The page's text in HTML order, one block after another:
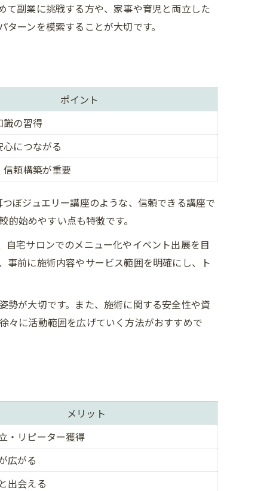
比較
副業に挑戦する方や、家事や育児と両立した
ーンを模索することが大切です。
ポイント
識の習得
につながる
頼構築が重要
ぼジュエリー講座のような、信頼できる講座で
始めやすい点も特徴です。
宅サロンでのメニュー化やイベント出展を目
前に施術内容やサービス範囲を明確にし、ト
勢が大切です。また、施術に関する安全性や資
々に活動範囲を広げていく方法がおすすめで
メリット
・リピーター獲得
広がる
出会える